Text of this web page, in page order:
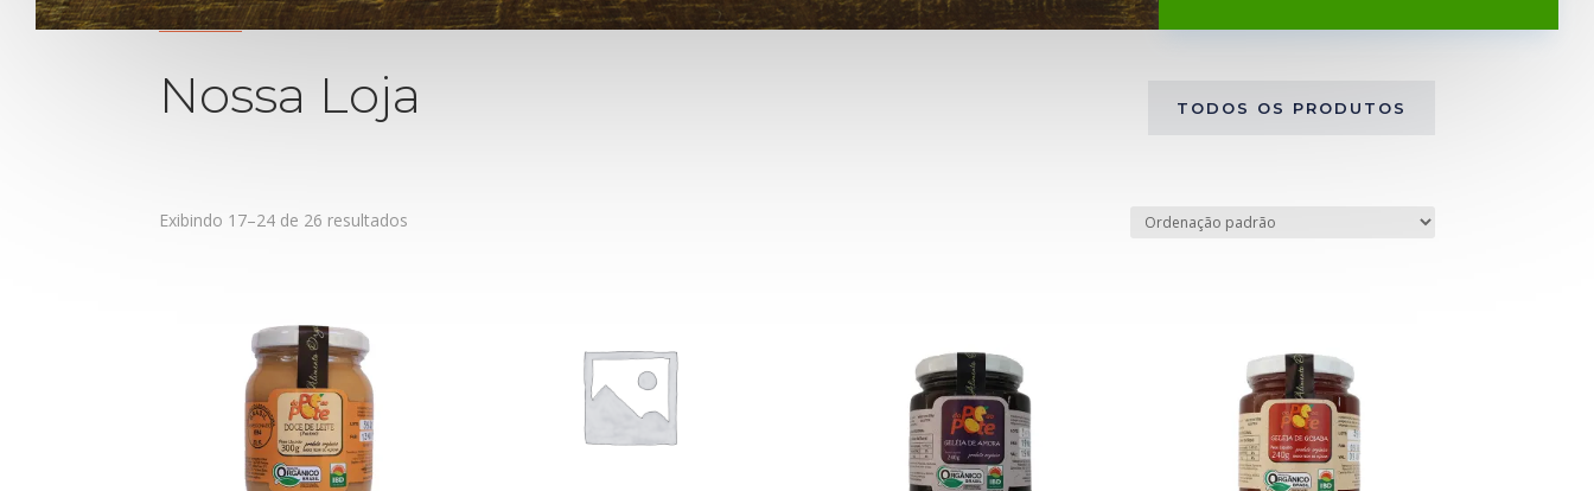
Nossa Loja TODOS OS PRODUTOS
Exibindo 17–24 de 26 resultados